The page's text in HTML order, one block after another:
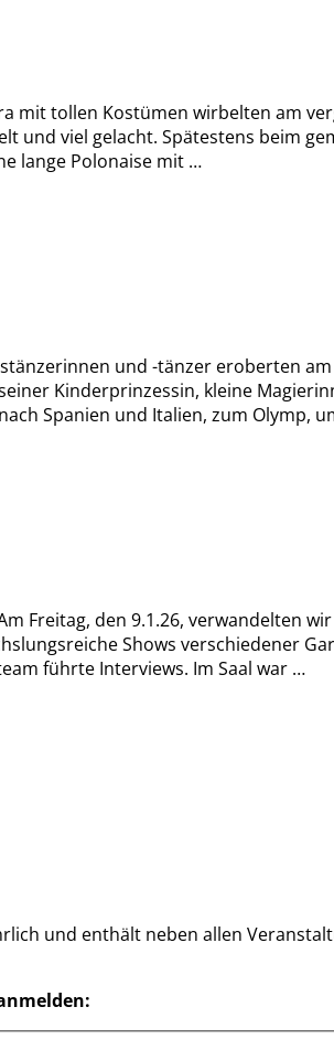
mit tollen Kostümen wirbelten am
und viel gelacht. Spätestens beim
lange Polonaise mit …
und -tänzer eroberten
Kinderprinzessin, kleine
Spanien und Italien, zum Olymp,
Freitag, den 9.1.26, verwandelten
Shows verschiedener
führte Interviews. Im Saal war …
und enthält neben allen